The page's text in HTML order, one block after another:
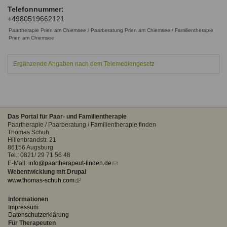
Qualitätssicherung
Qualität unserer Therapeuten
Familienthemen
Systemischer Ansatz
Fortbildungen
Fortbildungen
Information über Qualifikation
Passwort*
vergessen?
Anmelden
Sitemap
Links
Formular zur Registrierung
Telefonnummer:
+4980519662121
Paartherapie Prien am Chiemsee / Paarberatung Prien am Chiemsee / Familientherapie
Prien am Chiemsee
Ergänzende Angaben nach dem Telemediengesetz
Das Portal für Paar- und Familientherapie
Paartherapie / Paarberatung / Familientherapie finden
Thomas Schuh
Hillenbrandstr. 21
86156 Augsburg
Tel.: 0821/ 29 71 56 48
E-Mail: info@paartherapeut-finden.de (link
Webentwicklung mit Drupal
www.thomas-schuh.com(link
Informationen
Impressum
Datenschutzerklärung
Für Therapeuten